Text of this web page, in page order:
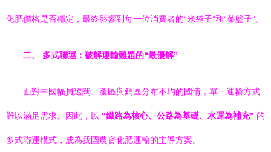
化肥價格是否穩定，最終影響到每一位消費者的“米袋子”和“菜籃子”。
二、 多式聯運：破解運輸難題的“最優解”
面對中國幅員遼闊、產區與銷區分布不均的國情，單一運輸方式
難以滿足需求。因此，以 “鐵路為核心、公路為基礎、水運為補充” 的
多式聯運模式，成為我國農資化肥運輸的主導方案。